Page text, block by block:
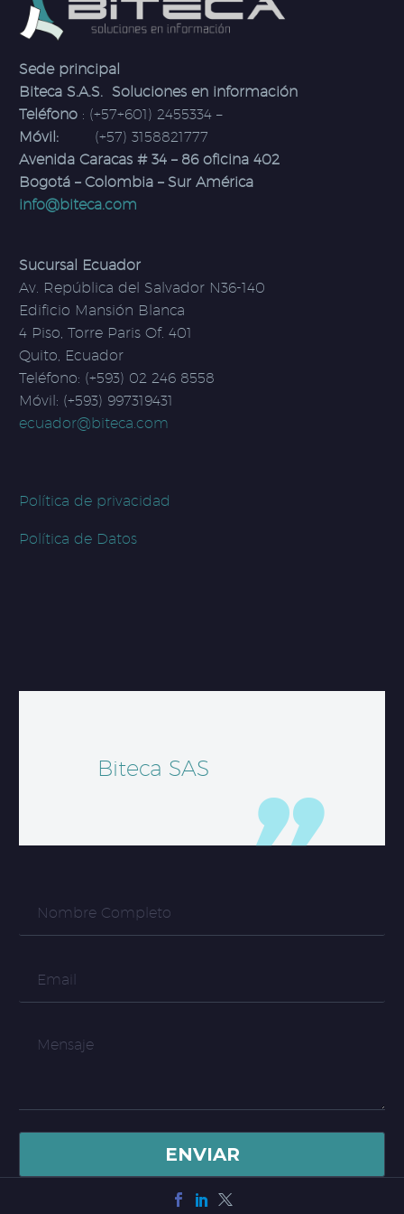
Sede principal
Biteca S.A.S. Soluciones en información
Teléfono : (+57+601) 2455334 –
Móvil: (+57) 3158821777
Avenida Caracas # 34 – 86 oficina 402
Bogotá – Colombia – Sur América
info@biteca.com
Sucursal Ecuador
Av. República del Salvador N36-140
Edificio Mansión Blanca
4 Piso, Torre Paris Of. 401
Quito, Ecuador
Teléfono: (+593) 02 246 8558
Móvil: (+593) 997319431
ecuador@biteca.com
Política de privacidad
Política de Datos
Biteca SAS